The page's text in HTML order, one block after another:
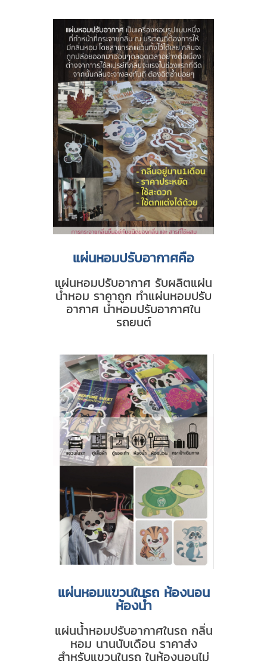
แผ่นหอมปรับอากาศคือ
แผ่นหอมปรับอากาศ รับผลิตแผ่น
น้ำหอม ราคาถูก ทำแผ่นหอมปรับ
อากาศ น้ำหอมปรับอากาศใน
รถยนต์
แผ่นหอมแขวนในรถ ห้องนอน
ห้องน้ำ
แผ่นน้ำหอมปรับอากาศในรถ กลิ่น
หอม นานนับเดือน ราคาส่ง
สำหรับแขวนในรถ ในห้องนอนไม่